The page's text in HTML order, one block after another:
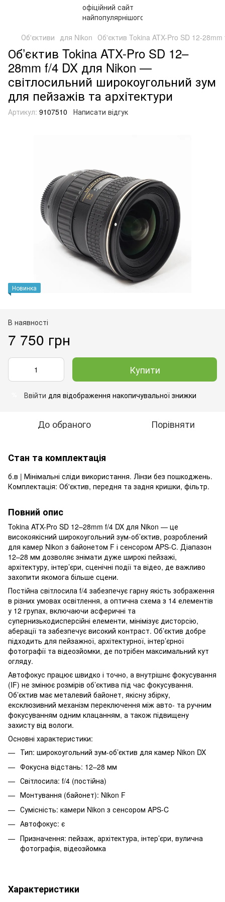
Об'єктиви для Nikon Об'єктив Tokina ATX-Pro SD 12-
Об’єктив Tokina ATX-Pro SD 12–
28mm f/4 DX для Nikon —
світлосильний широкоугольний зум
для пейзажів та архітектури
Артикул: 9107510 Написати відгук
Новинка
В наявності
7 750 грн
Купити
Ввійти для відображення накопичувальної знижки
До обраного Порівняти
Стан та комплектація
б.в | Мінімальні сліди використання. Лінзи без пошкоджень.
Комплектація: Об'єктив, передня та задня кришки, фільтр.
Повний опис
Tokina ATX-Pro SD 12–28mm f/4 DX для Nikon — це
високоякісний широкоугольний зум-об’єктив, розроблений
для камер Nikon з байонетом F і сенсором APS-C. Діапазон
12–28 мм дозволяє знімати дуже широкі пейзажі,
архітектуру, інтер’єри, сценічні події та відео, де важливо
захопити якомога більше сцени.
Постійна світлосила f/4 забезпечує гарну якість зображення
в різних умовах освітлення, а оптична схема з 14 елементів
у 12 групах, включаючи асферичні та
супернизькодисперсійні елементи, мінімізує дисторсію,
аберації та забезпечує високий контраст. Об’єктив добре
підходить для пейзажної, архітектурної, інтер’єрної
фотографії та відеозйомки, де потрібен максимальний кут
огляду.​
Автофокус працює швидко і точно, а внутрішнє фокусування
(IF) не змінює розмірів об’єктива під час фокусування.
Об’єктив має металевий байонет, якісну збірку,
ексклюзивний механізм переключення між авто- та ручним
фокусуванням одним клацанням, а також підвищену
захисту від вологи.​
Основні характеристики:
Тип: широкоугольний зум-об’єктив для камер Nikon DX
Фокусна відстань: 12–28 мм
Світлосила: f/4 (постійна)
Монтування (байонет): Nikon F
Сумісність: камери Nikon з сенсором APS-C
Автофокус: є
Призначення: пейзаж, архітектура, інтер’єри, вулична
фотографія, відеозйомка
Характеристики